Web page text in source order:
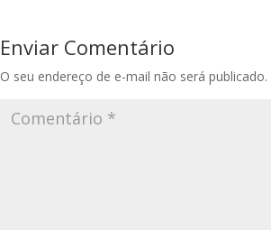
Enviar Comentário
O seu endereço de e-mail não será publicado.